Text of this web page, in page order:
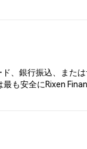
、銀行振込、また
も安全にRixen